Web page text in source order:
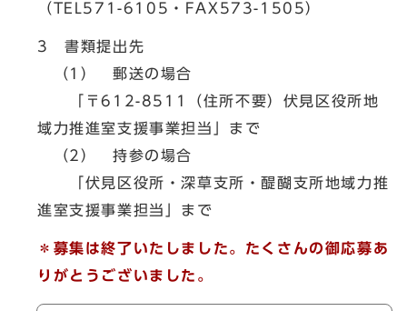
（TEL571-6105・FAX573-1505）
3 書類提出先
（1） 郵送の場合
「〒612-8511（住所不要）伏見区役所地
域力推進室支援事業担当」まで
（2） 持参の場合
「伏見区役所・深草支所・醍醐支所地域力推
進室支援事業担当」まで
＊募集は終了いたしました。たくさんの御応募あ
りがとうございました。